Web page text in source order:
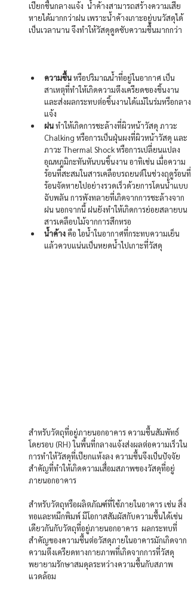
เปียกชื้นกลางแจ้ง  น้ำค้างสามารถสร้างความเสีย
หายได้มากกว่าฝน เพราะน้ำค้างเกาะอยู่บนวัสดุได้
เป็นเวลานาน จึงทำให้วัสดุดูดซับความชื้นมากกว่า
ความชื้น หรือปริมาณน้ำที่อยู่ในอากาศ เป็น
สาเหตุที่ทำให้เกิดความตึงเครียดของชิ้นงาน
และส่งผลกระทบต่อชิ้นงานได้แม้ในร่มหรือกลาง
แจ้ง
ฝน ทำให้เกิดการชะล้างที่ผิวหน้าวัสดุ ภาวะ
Chalking หรือการเป็นฝุ่นผงที่ผิวหน้าวัสดุ และ
ภาวะ Thermal Shock หรือการเปลี่ยนแปลง
อุณหภูมิกะทันหันบนชิ้นงาน อาทิเช่น เมื่อความ
ร้อนที่สะสมในสารเคลือบรถยนต์ในช่วงฤดูร้อนที่
ร้อนจัดหายไปอย่างรวดเร็วด้วยการโดนน้ำแบบ
ฉับพลัน การพังทลายที่เกิดจากการชะล้างจาก
ฝน นอกจากนี้ ฝนยังทำให้เกิดการย่อยสลายบน
สารเคลือบไม้จากการสึกหรอ
น้ำค้าง คือ ไอน้ำในอากาศที่กระทบความเย็น
แล้วควบแน่นเป็นหยดน้ำไปเกาะที่วัสดุ
สำหรับวัตถุที่อยู่ภายนอกอาคาร ความชื้นสัมพัทธ์
โดยรอบ (RH) ในพื้นที่กลางแจ้งส่งผลต่อความเร็วใน
การทำให้วัสดุที่เปียกแห้งลง ความชื้นจึงเป็นปัจจัย
สำคัญที่ทำให้เกิดความเสื่อมสภาพของวัสดุที่อยู่
ภายนอกอาคาร
สำหรับวัตถุหรือผลิตภัณฑ์ที่ใช้ภายในอาคาร เช่น สิ่ง
ทอและหมึกพิมพ์ มีโอกาสสัมผัสกับความชื้นได้เช่น
เดียวกันกับวัตถุที่อยู่ภายนอกอาคาร  ผลกระทบที่
สำคัญของความชื้นต่อวัสดุภายในอาคารมักเกิดจาก
ความตึงเครียดทางกายภาพที่เกิดจากการที่วัสดุ
พยายามรักษาสมดุลระหว่างความชื้นกับสภาพ
แวดล้อม